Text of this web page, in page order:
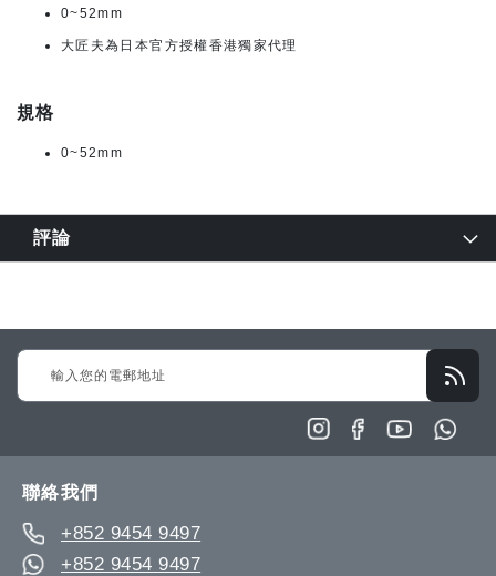
0~52mm
大匠夫為日本官方授權香港獨家代理
規格
0~52mm
評論
Sign
Up
聯絡我們
+852 9454 9497
+852 9454 9497